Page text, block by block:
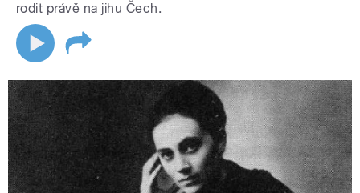
rodit právě na jihu Čech.